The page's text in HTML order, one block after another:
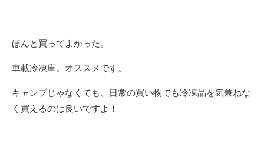
ほんと買ってよかった。
車載冷凍庫。オススメです。
キャンプじゃなくても、日常の買い物でも冷凍品を気兼ねな
く買えるのは良いですよ！